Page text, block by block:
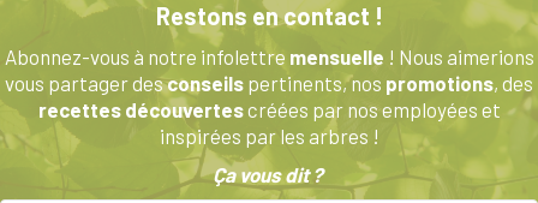
options
peuvent
être
choisies
sur
page
Restons en contact !
Abonnez-vous à notre infolettre mensuelle ! Nous aimerions
vous partager desconseils pertinents, nos promotions, des
recettes découvertescréées par nos employées et
inspirées par les arbres !
Ça vous dit ?